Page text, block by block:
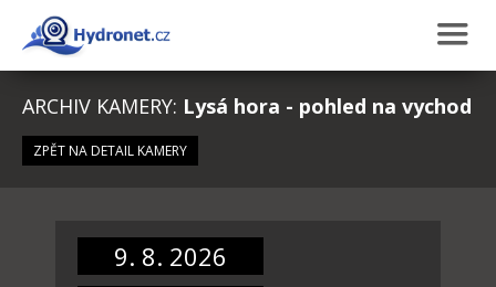
ARCHIV KAMERY: Lysá hora - pohled na vychod
ZPĚT NA DETAIL KAMERY
9. 8. 2026